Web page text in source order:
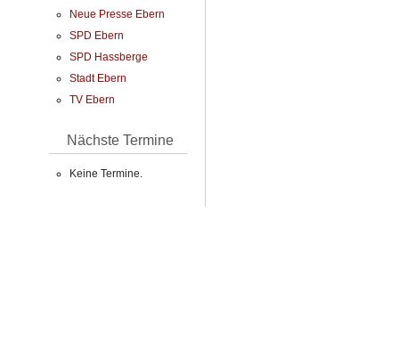
Neue Presse Ebern
SPD Ebern
SPD Hassberge
Stadt Ebern
TV Ebern
Nächste Termine
Keine Termine.